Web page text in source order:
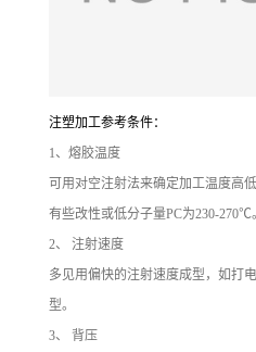
注塑加工参考条件：
1、熔胶温度
可用对空注射法来确定加工温度高
有些改性或低分子量PC为230-270℃。
2、 注射速度
多见用偏快的注射速度成型，如打
型。
3、 背压